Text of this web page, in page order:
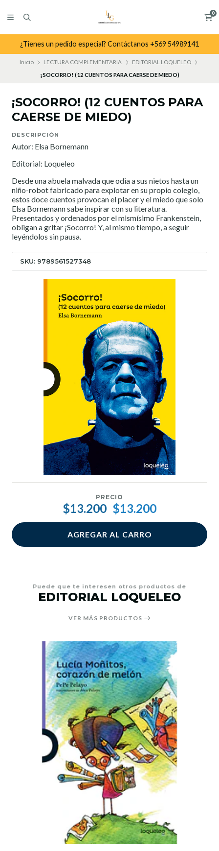
0
¿Tienes un pedido especial? Contáctanos +569 54989141
Inicio LECTURA COMPLEMENTARIA
EDITORIAL LOQUELEO
¡SOCORRO! (12 CUENTOS PARA CAERSE DE MIEDO)
¡SOCORRO! (12 CUENTOS PARA
CAERSE DE MIEDO)
DESCRIPCIÓN
Autor: Elsa Bornemann
Editorial: Loqueleo
Desde una abuela malvada que odia a sus nietos hasta un
niño-robot fabricado para explotar en su propio colegio,
estos doce cuentos provocan el placer y el miedo que solo
Elsa Bornemann sabe inspirar con su literatura.
Presentados y ordenados por el mismísimo Frankenstein,
obligan a gritar ¡Socorro! Y, al mismo tiempo, a seguir
leyéndolos sin pausa.
SKU: 9789561527348
PRECIO
$13.200 $13.200
AGREGAR AL CARRO
Puede que te interesen otros productos de
EDITORIAL LOQUELEO
VER MÁS PRODUCTOS